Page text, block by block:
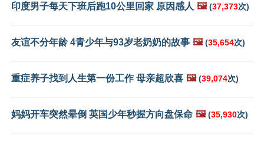
印度男子每天下班后跑10公里回家 原因感人 🖼️ (37,373次)
友谊不分年龄 4青少年与93岁老奶奶的故事 🖼️ (35,654次)
重症养子找到人生第一份工作 母亲超欣喜 🖼️ (39,074次)
妈妈开车突然晕倒 英国少年秒握方向盘保命 🖼️ (35,930次)